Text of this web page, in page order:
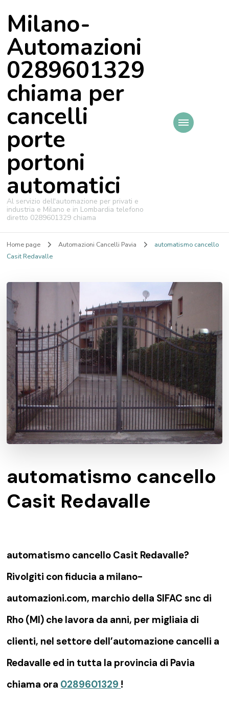
Milano-
Automazioni
0289601329
chiama per
cancelli
porte
portoni
automatici
Al servizio dell'automazione per privati e
industria e Milano e in Lombardia telefono
diretto 0289601329 chiama
Home page Automazioni Cancelli Pavia
automatismo cancello
Casit Redavalle
automatismo cancello
Casit Redavalle
automatismo cancello Casit Redavalle?
Rivolgiti con fiducia a milano-
automazioni.com, marchio della SIFAC snc di
Rho (MI) che lavora da anni, per migliaia di
clienti, nel settore dell’automazione cancelli a
Redavalle ed in tutta la provincia di Pavia
chiama ora 0289601329 !